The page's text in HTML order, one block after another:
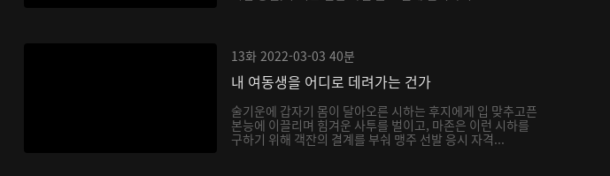
13화 2022-03-03 40분
내 여동생을 어디로 데려가는 건가
술기운에 갑자기 몸이 달아오른 시하는 후지에게 입 맞추고픈
본능에 이끌리며 힘겨운 사투를 벌이고, 마존은 이런 시하를
구하기 위해 객잔의 결계를 부숴 맹주 선발 응시 자격...